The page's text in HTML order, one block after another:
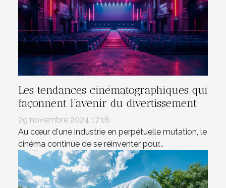
Les tendances cinématographiques qui
façonnent l'avenir du divertissement
29 novembre 2024 17:18
Au cœur d'une industrie en perpétuelle mutation, le
cinéma continue de se réinventer pour...